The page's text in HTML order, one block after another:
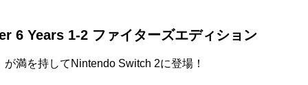
6 Years 1-2 ファイターズエディション
が満を持してNintendo Switch 2に登場！